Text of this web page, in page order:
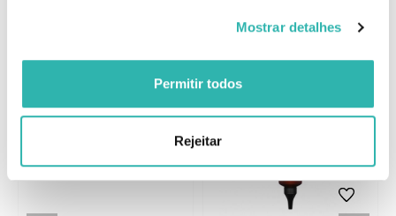
Mostrar detalhes
Permitir todos
Rejeitar
Davines Naturaltech